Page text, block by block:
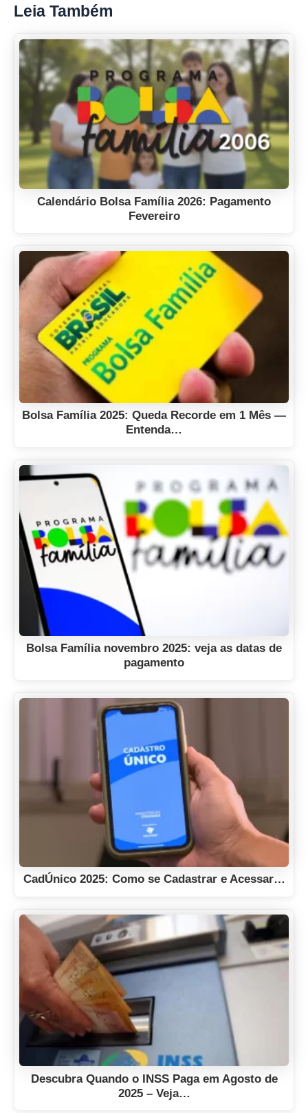
Leia Também
Calendário Bolsa Família 2026: Pagamento
Fevereiro
Bolsa Família 2025: Queda Recorde em 1 Mês —
Entenda…
Bolsa Família novembro 2025: veja as datas de
pagamento
CadÚnico 2025: Como se Cadastrar e Acessar…
Descubra Quando o INSS Paga em Agosto de
2025 – Veja…